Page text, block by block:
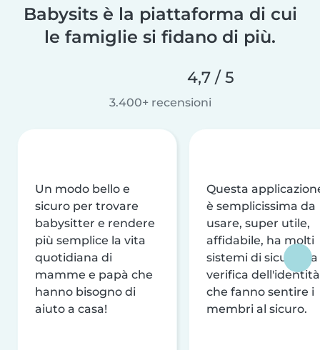
Babysits è la piattaforma di cui
le famiglie si fidano di più.
4,7 / 5
3.400+ recensioni
Un modo bello e
sicuro per trovare
babysitter e rendere
più semplice la vita
quotidiana di
mamme e papà che
hanno bisogno di
aiuto a casa!
Questa
è semplicissima da
usare, super utile,
affidabile, ha molti
sistemi di sicurezza
verifica dell'identità
che fanno sentire i
membri al sicuro.